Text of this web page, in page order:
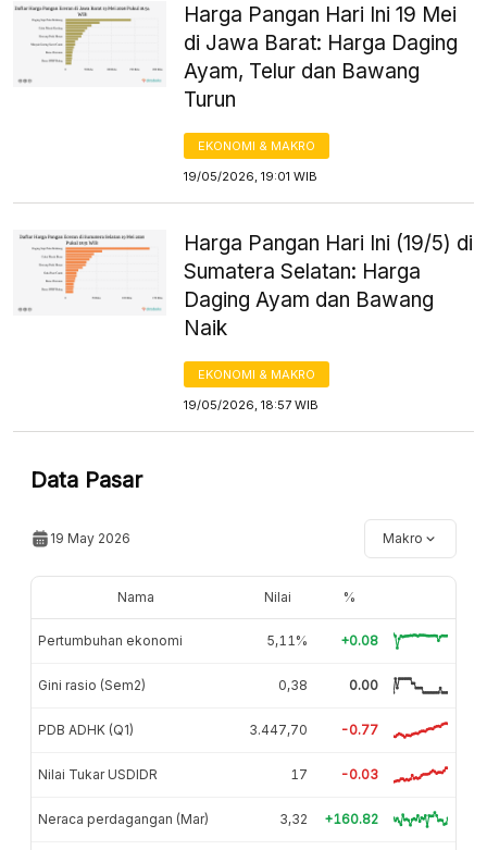
Harga Pangan Hari Ini 19 Mei
di Jawa Barat: Harga Daging
Ayam, Telur dan Bawang
Turun
EKONOMI & MAKRO
19/05/2026, 19:01 WIB
Harga Pangan Hari Ini (19/5) di
Sumatera Selatan: Harga
Daging Ayam dan Bawang
Naik
EKONOMI & MAKRO
19/05/2026, 18:57 WIB
Data Pasar
19 May 2026 Makro
Nama Nilai %
Pertumbuhan ekonomi 5,11% +0.08
Gini rasio (Sem2) 0,38 0.00
PDB ADHK (Q1) 3.447,70 -0.77
Nilai Tukar USDIDR 17 -0.03
Neraca perdagangan (Mar) 3,32 +160.82